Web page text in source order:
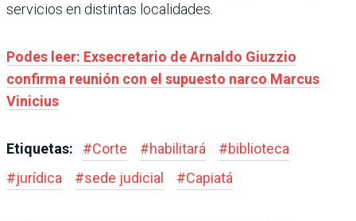
servicios en distintas localidades.
Podes leer: Exsecretario de Arnaldo Giuzzio
confirma reunión con el supuesto narco Marcus
Vinicius
Etiquetas: #Corte #habilitará #biblioteca
#jurídica #sede judicial #Capiatá